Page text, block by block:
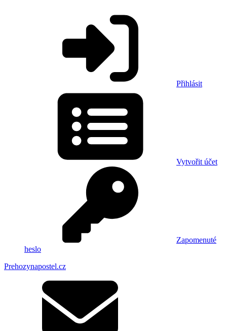
Přihlásit
Vytvořit účet
Zapomenuté
heslo
Prehozynapostel.cz